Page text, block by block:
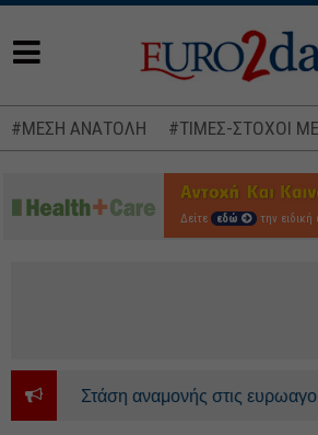
#ΜΕΣΗ ΑΝΑΤΟΛΗ #ΤΙΜΕΣ-ΣΤΟΧΟΙ
Δείτε εδώ την ειδική
Στάση αναμονής στις